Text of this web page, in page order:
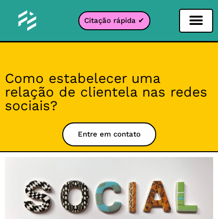
Citação rápida ✔
Como estabelecer uma
relação de clientela nas redes
sociais?
Entre em contato